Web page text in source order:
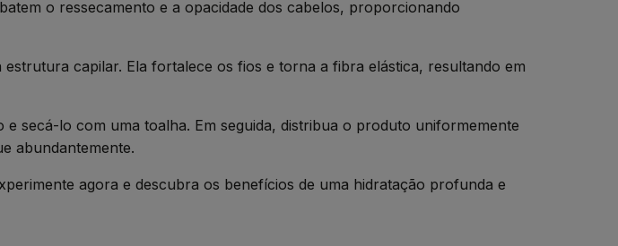
o ressecamento e a opacidade dos cabelos, proporcionando
capilar. Ela fortalece os fios e torna a fibra elástica, resultando em
secá-lo com uma toalha. Em seguida, distribua o produto uniformemente
abundantemente.
agora e descubra os benefícios de uma hidratação profunda e